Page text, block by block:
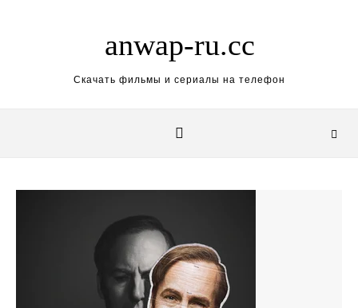
anwap-ru.cc
Скачать фильмы и сериалы на телефон